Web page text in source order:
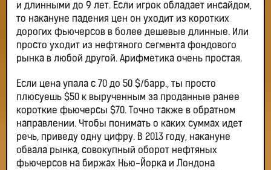
и длинными до 9 лет. Если игрок обладает инсайдом,
то накануне падения цен он уходит из коротких
дорогих фьючерсов в более дешевые длинные. Или
просто уходит из нефтяного сегмента фондового
рынка в любой другой. Арифметика очень простая.
Если цена упала с 70 до 50 $/барр., ты просто
плюсуешь $50 к вырученным за проданные ранее
короткие фьючерсы $70. Точно также в обратном
направлении. Чтобы понимать о каких суммах идет
речь, приведу одну цифру. В 2013 году, накануне
обвала рынка, совокупный оборот нефтяных
фьючерсов на биржах Нью-Йорка и Лондона